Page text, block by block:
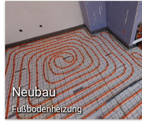
Neubau
Fußbodenheizung